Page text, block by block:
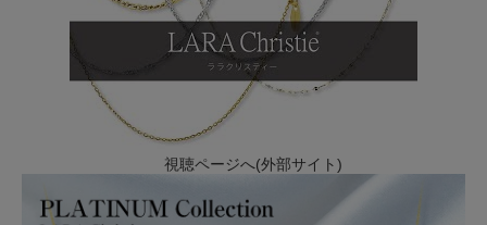
視聴ページへ(外部サイト)